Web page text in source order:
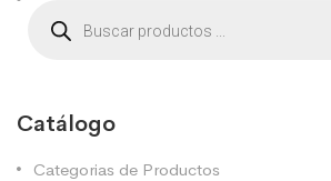
Catálogo
Categorias de Productos